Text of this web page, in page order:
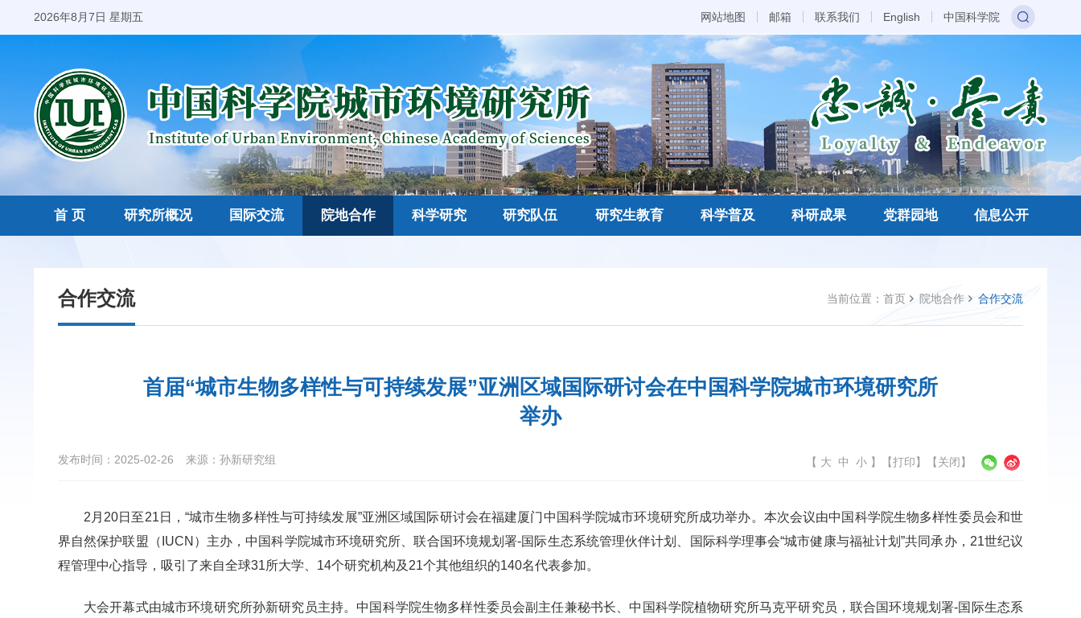
2026年8月7日 星期五 网站地图 邮箱 联系我们 English 中国科学院
首 页 研究所概况 国际交流 院地合作 科学研究 研究队伍 研究生教育 科学普及 科研成果 党群园地 信息公开
当前位置： 首页 院地合作 合作交流
合作交流
首届“城市生物多样性与可持续发展”亚洲区域国际研讨会在中国科学院城市环境研究所
举办
发布时间：2025-02-26 来源：孙新研究组 【 大 中 小 】 【打印】【关闭】
2月20日至21日，“城市生物多样性与可持续发展”亚洲区域国际研讨会在福建厦门中国科学院城市环境研究所成功举办。本次会议由中国科学院生物多样性委员会和世
界自然保护联盟（IUCN）主办，中国科学院城市环境研究所、联合国环境规划署-国际生态系统管理伙伴计划、国际科学理事会“城市健康与福祉计划”共同承办，21世纪议
程管理中心指导，吸引了来自全球31所大学、14个研究机构及21个其他组织的140名代表参加。
大会开幕式由城市环境研究所孙新研究员主持。中国科学院生物多样性委员会副主任兼秘书长、中国科学院植物研究所马克平研究员，联合国环境规划署-国际生态系